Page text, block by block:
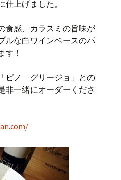
上げました。
食感、カラスミの旨味が
ルな白ワインベースのパ
す！
ピノ グリージョ」との
非一緒にオーダーくださ